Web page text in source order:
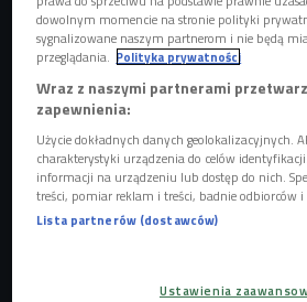
Ta bogato ilustrowana publikacja
właściwego przygotowania się do
Tajniki, które jednak są tylko
treningu, a samych ćwiczeń nawet
przeczytanie tej książki nie zastąpi.
Wydana w 2011 roku (m.in. pod
książka "Jak przygotować się do
rozpoczeciem "białego szaleństwa".
dowolnym momencie na stronie polityki
sygnalizowane naszym partnerom i nie będą
przeglądania. Polityka prywatności
Wraz z naszymi partnerami
zapewnienia:
Użycie dokładnych danych geolokalizacyjnych.
charakterystyki urządzenia do celów
informacji na urządzeniu lub dostęp do nich.
treści, pomiar reklam i treści, badnie odbiorców i
Lista partnerów (dostawców)
Ustawienia